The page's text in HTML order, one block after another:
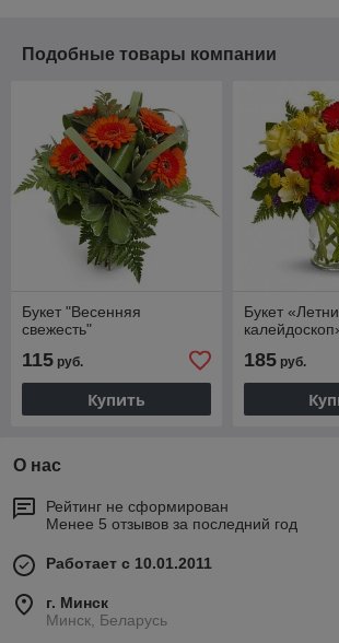
Подобные товары компании
Букет "Весенняя
свежесть"
115 руб.
Купить
Букет
185руб.
О нас
Рейтинг не сформирован
Менее 5 отзывов за последний год
Работает с 10.01.2011
г. Минск
Минск, Беларусь